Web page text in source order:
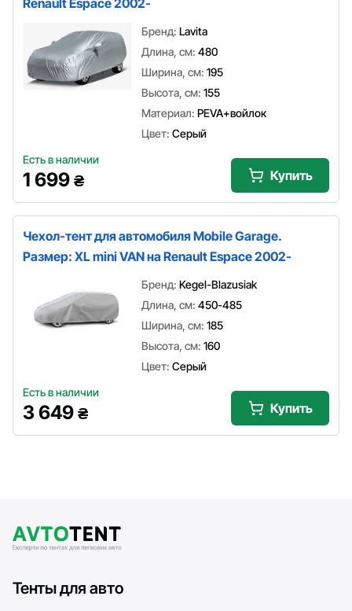
Renault Espace 2002-
Бренд: Lavita
Длина, см: 480
Ширина, см: 195
Высота, см: 155
Материал: PEVA+войлок
Цвет: Серый
Есть в наличии
1 699 ₴ Купить
Чехол-тент для автомобиля Mobile Garage.
Размер: XL mini VAN на Renault Espace 2002-
Бренд: Kegel-Blazusiak
Длина, см: 450-485
Ширина, см: 185
Высота, см: 160
Цвет: Серый
Есть в наличии
3 649 ₴ Купить
Тенты для авто